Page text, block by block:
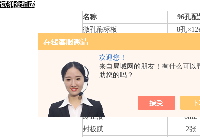
欢迎您！
来自局域网的朋友！有什么可以
助您的吗？
试剂盒组成
名称
96孔配
微孔酶标板
8孔×12
标准品
样本稀释液
检测抗体-HRP
10mL
20×洗涤缓冲液
底物A
底物B
6mL
终止液
6mL
封板膜
2张